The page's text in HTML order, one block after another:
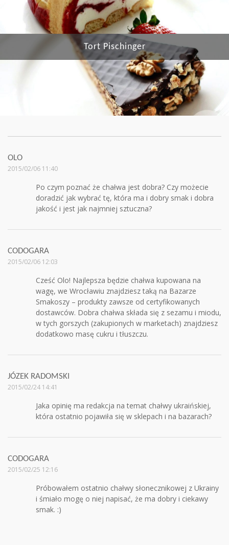
Tort Pischinger
OLO
2015/02/06 11:40
Po czym poznać że chałwa jest dobra? Czy możecie
doradzić jak wybrać tę, która ma i dobry smak i dobra
jakość i jest jak najmniej sztuczna?
CODOGARA
2015/02/06 12:03
Cześć Olo! Najlepsza będzie chałwa kupowana na
wagę, we Wrocławiu znajdziesz taką na Bazarze
Smakoszy – produkty zawsze od certyfikowanych
dostawców. Dobra chałwa składa się z sezamu i miodu,
w tych gorszych (zakupionych w marketach) znajdziesz
dodatkowo masę cukru i tłuszczu.
JÓZEK RADOMSKI
2015/02/24 14:41
Jaka opinię ma redakcja na temat chałwy ukraińskiej,
która ostatnio pojawiła się w sklepach i na bazarach?
CODOGARA
2015/02/25 12:16
Próbowałem ostatnio chałwy słonecznikowej z Ukrainy
i śmiało mogę o niej napisać, że ma dobry i ciekawy
smak. :)